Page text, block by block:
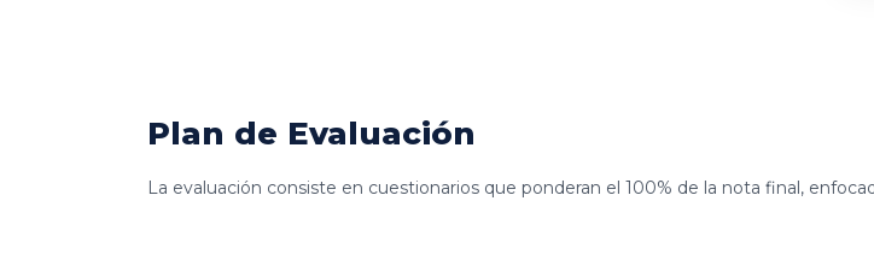
Plan de Evaluación
La evaluación consiste en cuestionarios que ponderan el 100% de la nota final,